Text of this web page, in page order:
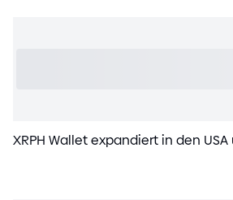
XRPH Wallet expandiert in den